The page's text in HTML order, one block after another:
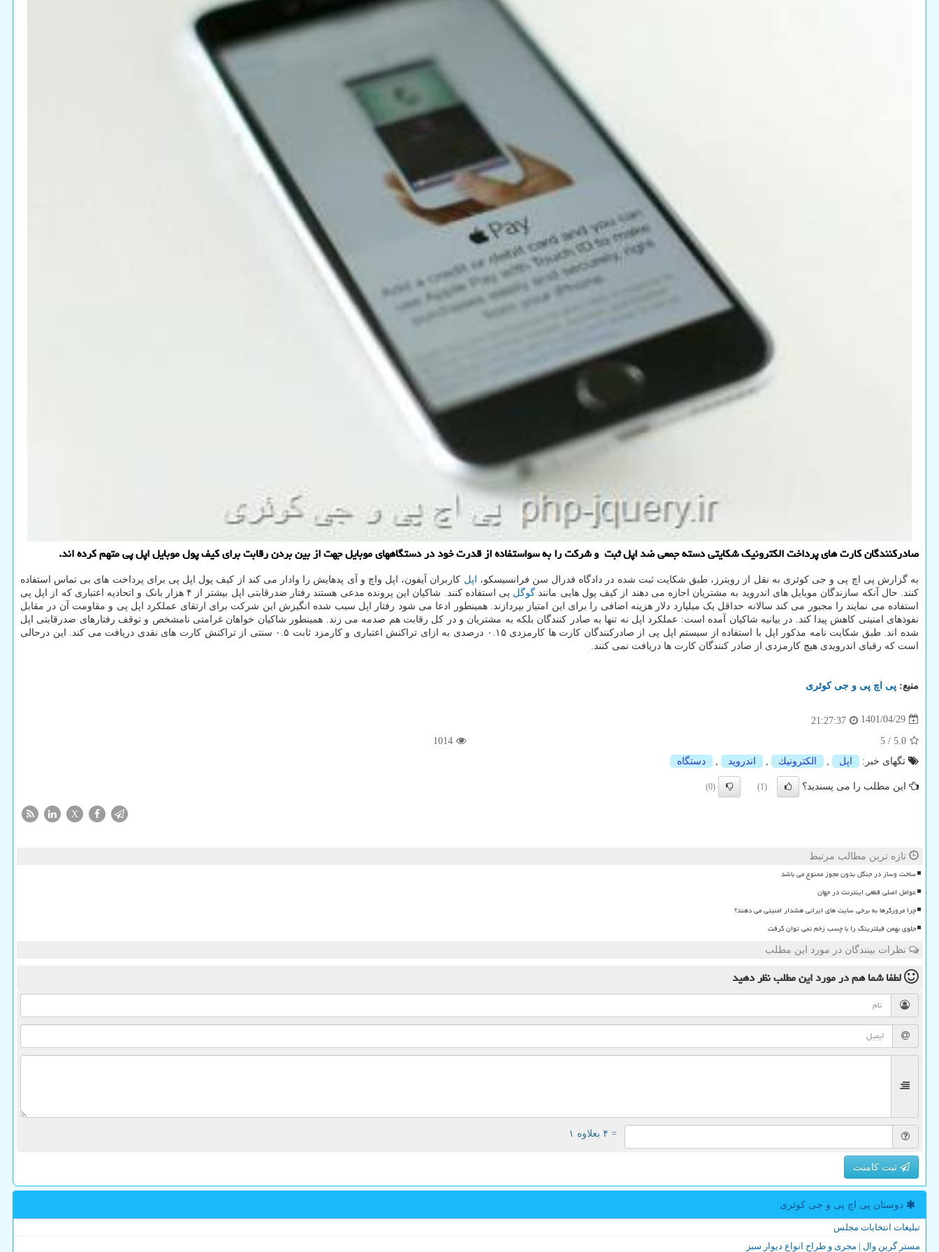
صادرکنندگان کارت های پرداخت الکترونیک شکایتی دسته جمعی ضد اپل ثبت و شرکت را به سواستفاده از قدرت خود در دستگاههای موبایل جهت از بین بردن رقابت برای کیف پول موبایل اپل پی متهم کرده اند.
به گزارش پی اچ پی و جی کوئری به نقل از رویترز، طبق شکایت ثبت شده در دادگاه فدرال سن فرانسیسکو، اپل کاربران آیفون، اپل واچ و آی پدهایش را وادار می کند از کیف پول اپل پی برای پرداخت های بی تماس استفاده
کنند. حال آنکه سازندگان موبایل های اندروید به مشتریان اجازه می دهند از کیف پول هایی مانند گوگل
پی استفاده کنند. شاکیان این پرونده مدعی هستند رفتار ضدرقابتی اپل بیشتر از ۴ هزار بانک و اتحادیه اعتباری که از اپل پی
استفاده می نمایند را مجبور می کند سالانه حداقل یک میلیارد دلار هزینه اضافی را برای این امتیاز بپردازند. همینطور ادعا می شود رفتار اپل سبب شده انگیزش این شرکت برای ارتقای عملکرد اپل پی و مقاومت آن در مقابل
نفوذهای امنیتی کاهش پیدا کند. در بیانیه شاکیان آمده است: عملکرد اپل نه تنها به صادر کنندگان بلکه به مشتریان و در کل رقابت هم صدمه می زند. همینطور شاکیان خواهان غرامتی نامشخص و توقف رفتارهای ضدرقابتی اپل
شده اند. طبق شکایت نامه مذکور اپل با استفاده از سیستم اپل پی از صادرکنندگان کارت ها کارمزدی ۰.۱۵ درصدی به ازای تراکنش اعتباری و کارمزد ثابت ۰.۵ سنتی از تراکنش کارت های نقدی دریافت می کند. این درحالی
است که رقبای اندرویدی هیچ کارمزدی از صادر کنندگان کارت ها دریافت نمی کنند.
منبع: پی اچ پی و جی كوئری
1401/04/29
21:27:37
5.0
/
5
1014
تگهای خبر:
اپل الكترونیك اندروید دستگاه
این مطلب را می پسندید؟ (1)
(0)
X
تازه ترین مطالب مرتبط
ساخت وساز در جنگل بدون مجوز ممنوع می باشد
عوامل اصلی قطعی اینترنت در جهان
چرا مرورگرها به برخی سایت های ایرانی هشدار امنیتی می دهند؟
جلوی بهمن فیلترینگ را با چسب زخم نمی توان گرفت
نظرات بینندگان در مورد این مطلب
لطفا شما همدر مورد این مطلبنظر دهید
= ۴ بعلاوه ۱
ثبت کامنت
دوستان پی اچ پی و جی كوئری
تبلیغات انتخابات مجلس
مستر گرین وال | مجری و طراح انواع دیوار سبز